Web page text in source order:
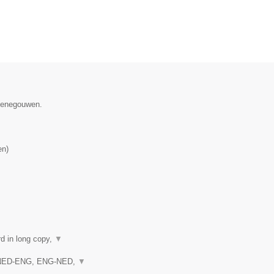
)
in long copy, ▼
ENG, ENG-NED, ▼